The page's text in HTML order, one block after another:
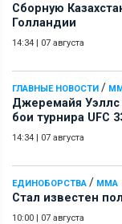
Сборную
Голландии
14:34 | 07 августа
ГЛАВНЫЕ НОВОСТИ /
Джеремайя
бои турнира UFC
14:34 | 07 августа
ЕДИНОБОРСТВА / ММА
Стал известен
10:00 | 07 августа